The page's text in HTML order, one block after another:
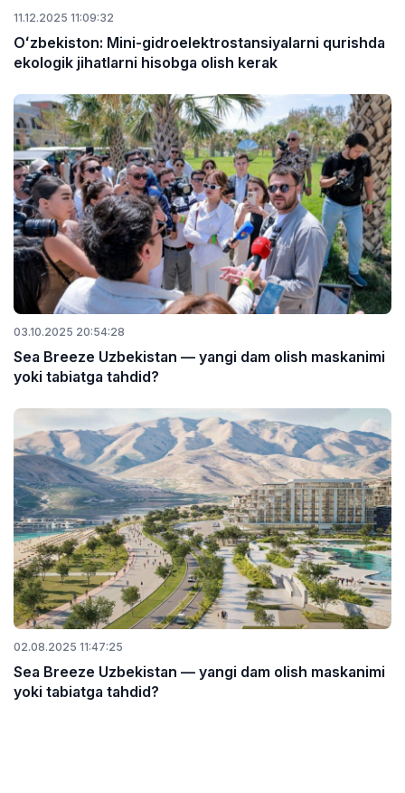
11.12.2025 11:09:32
Oʻzbekiston: Mini-gidroelektrostansiyalarni qurishda
ekologik jihatlarni hisobga olish kerak
03.10.2025 20:54:28
Sea Breeze Uzbekistan — yangi dam olish maskanimi
yoki tabiatga tahdid?
02.08.2025 11:47:25
Sea Breeze Uzbekistan — yangi dam olish maskanimi
yoki tabiatga tahdid?